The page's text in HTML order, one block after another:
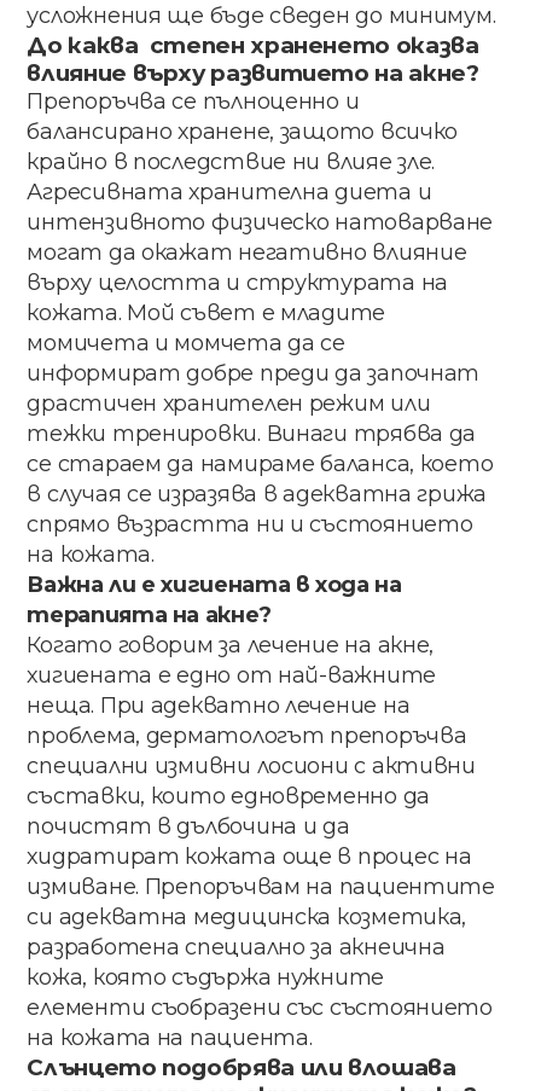
усложнения ще бъде сведен до минимум.
До​ ​каква ​ ​степен​ ​храненето​ ​оказва​ ​
влияние върху​ развитието​ на​ акне​?
Препоръчва​ ​се​ пълноценно​ ​и​ ​
балансирано хранене, защото​ ​всичко​ ​
крайно​ в​ ​последствие ни​ ​влияе зле​. ​
Агресивната​ ​хранителна​ диета​ и​
интензивното ​физическо​ ​натоварване​ ​
могат да​ окажат негативно​ влияние​ ​
върху целостта​ и​ ​структурата​ ​на​ ​
кожата.​ ​Мой​ ​съвет​ ​е​ ​младите
момичета​ ​и​ ​момчета да​ ​се​ ​
информират​ ​добре преди​ да​ започнат​
драстичен​ хранителен режим или​
тежки тренировки​. Винаги​ трябва​ ​да​ ​
се​ ​стараем​ ​да​ ​намираме​ ​баланса, което​
в​ случая​ ​се​ ​изразява​ ​в​ ​адекватна​ ​грижа
спрямо​ възрастта​ ни​ и​ състоянието​
на​ кожата​.
Важна​ ​ли​ ​е​ ​хигиената​ ​в​ ​хода​ ​на​ ​
терапията​ ​на акне?
Когато говорим за лечение на акне,
хигиената е едно от най-важните
неща. При адекватно лечение на
проблема, дерматологът препоръчва
специални измивни лосиони с активни
съставки, които едновременно да
почистят в дълбочина и да
хидратират кожата още в процес на
измиване. Препоръчвам на пациентите
си адекватна медицинска козметика,
разработена специално за акнеична
кожа, която съдържа нужните
елементи съобразени със състоянието
на кожата на пациента.
Слънцето​ ​подобрява​ ​или​ ​влошава​ ​